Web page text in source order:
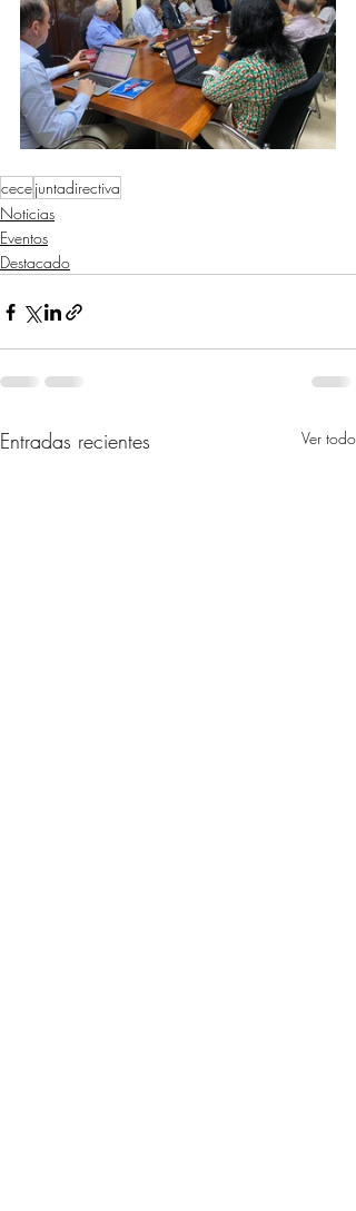
cecejuntadirectiva
Noticias
Eventos
Destacado
Entradas recientes Ver todo